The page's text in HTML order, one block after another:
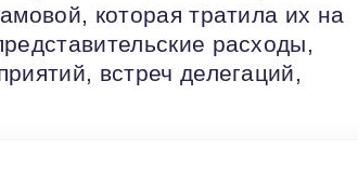
которая тратила их на
расходы,
встреч делегаций,